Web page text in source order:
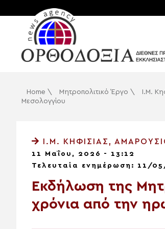
Home \ Μητροπολιτικό Έργο \ Ι.Μ.
Μεσολογγίου
Ι.Μ. ΚΗΦΙΣΊΑΣ,
11 Μαΐου, 2026 - 13:12
Τελευταία ενημέρωση: 11/
Εκδήλωση της
χρόνια από την